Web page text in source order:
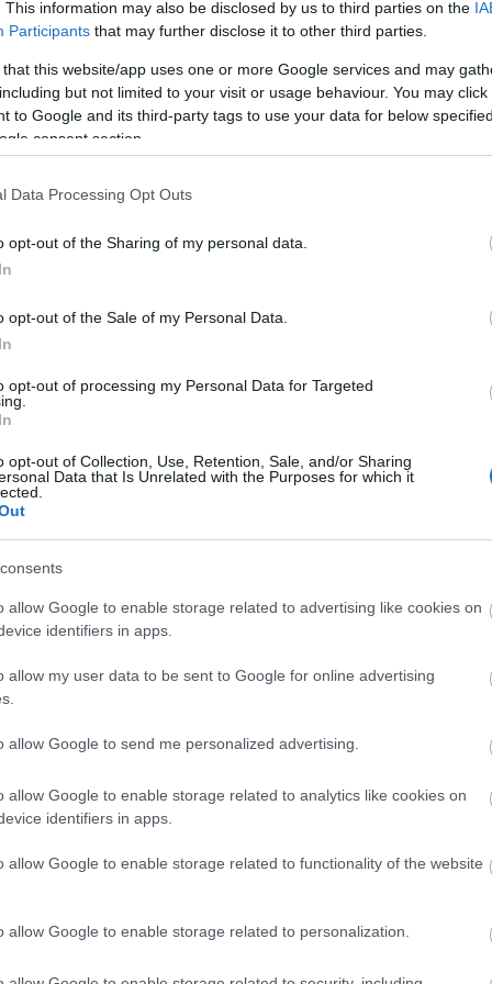
This information may also be disclosed by us to third parties on the
Participants that may further disclose it to other third parties.
that this website/app uses one or more Google services and may
but not limited to your visit or usage behaviour. You may
to Google and its third-party tags to use your data for below
consent section.
Data Processing Opt Outs
opt-out of the Sharing of my personal data.
opt-out of the Sale of my Personal Data.
opt-out of processing my Personal Data for Targeted
opt-out of Collection, Use, Retention, Sale, and/or Sharing
Data that Is Unrelated with the Purposes for which it
allow Google to enable storage related to advertising like cookies on
identifiers in apps.
allow my user data to be sent to Google for online advertising
allow Google to send me personalized advertising.
allow Google to enable storage related to analytics like cookies on
identifiers in apps.
allow Google to enable storage related to functionality of the website
allow Google to enable storage related to personalization.
Moravetz Levente. Megjegyezte, hogy az
csak keveset tehet, de a "kevés lehetőség
valamit.
nincs forgószínpada, ezért választani kellett:
jelzésszerű díszletekkel oldják meg. Végül az
jelmeztervező ötletei nyomán egy-egy elemmel
az apáca főnökasszony irodáját, a koncerttermet
Zalaegerszegen - örömét fejezte ki, hogy az
is olyan színészek kapták, akik korábban
azért is fontos, mert egyetlen rosszul